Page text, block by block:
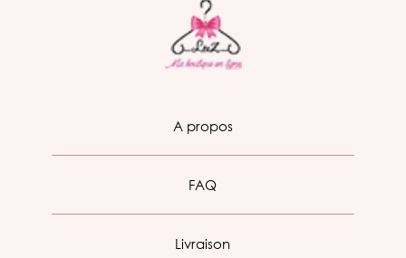
A propos
FAQ
Livraison